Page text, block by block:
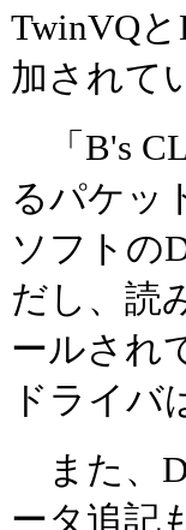
TwinVQ
加されて
「B's
るパケッ
ソフトの
だし、読
ールされ
ドライバ
また、
ータ追記